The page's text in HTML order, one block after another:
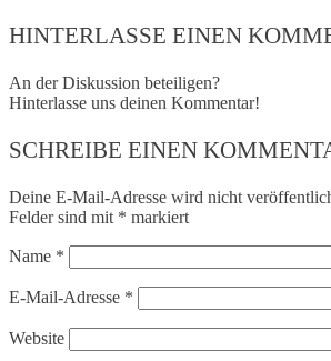
HINTERLASSE EINEN
An der Diskussion beteiligen?
Hinterlasse uns deinen Kommentar!
SCHREIBE EINEN
Deine E-Mail-Adresse wird nicht
Felder sind mit * markiert
Name *
E-Mail-Adresse *
Website